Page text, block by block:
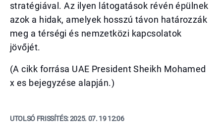
stratégiával. Az ilyen látogatások révén épülnek
azok a hidak, amelyek hosszú távon határozzák
meg a térségi és nemzetközi kapcsolatok
jövőjét.
(A cikk forrása UAE President Sheikh Mohamed
x es bejegyzése alapján.)
UTOLSÓ FRISSÍTÉS:2025. 07. 19 12:06